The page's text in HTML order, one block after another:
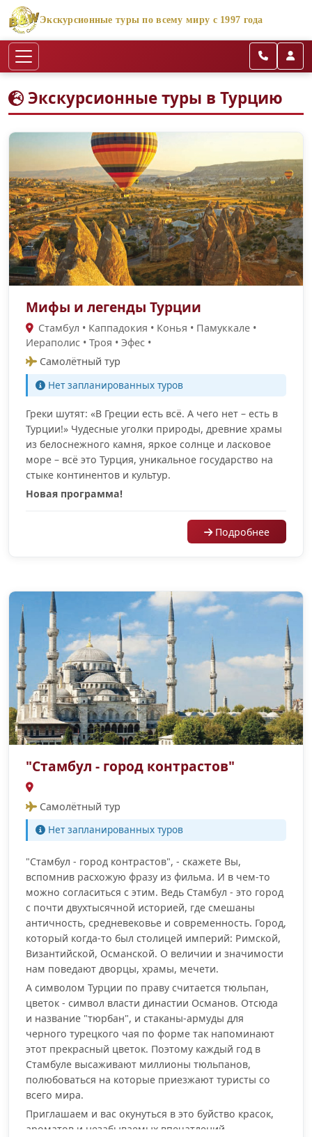
Экскурсионные туры по всему миру с 1997 года
Экскурсионные туры в Турцию
Мифы и легенды Турции
Стамбул • Каппадокия • Конья • Памуккале •
Иераполис • Троя • Эфес •
Самолётный тур
Нет запланированных туров
Греки шутят: «В Греции есть всё. А чего нет – есть в
Турции!» Чудесные уголки природы, древние храмы
из белоснежного камня, яркое солнце и ласковое
море – всё это Турция, уникальное государство на
стыке континентов и культур.
Новая программа!
Подробнее
"Стамбул - город контрастов"
Самолётный тур
Нет запланированных туров
"Стамбул - город контрастов", - скажете Вы,
вспомнив расхожую фразу из фильма. И в чем-то
можно согласиться с этим. Ведь Стамбул - это город
с почти двухтысячной историей, где смешаны
античность, средневековье и современность. Город,
который когда-то был столицей империй: Римской,
Византийской, Османской. О величии и значимости
нам поведают дворцы, храмы, мечети.
А символом Турции по праву считается тюльпан,
цветок - символ власти династии Османов. Отсюда
и название "тюрбан", и стаканы-армуды для
черного турецкого чая по форме так напоминают
этот прекрасный цветок. Поэтому каждый год в
Стамбуле высаживают миллионы тюльпанов,
полюбоваться на которые приезжают туристы со
всего мира.
Приглашаем и вас окунуться в это буйство красок,
ароматов и незабываемых впечатлений.